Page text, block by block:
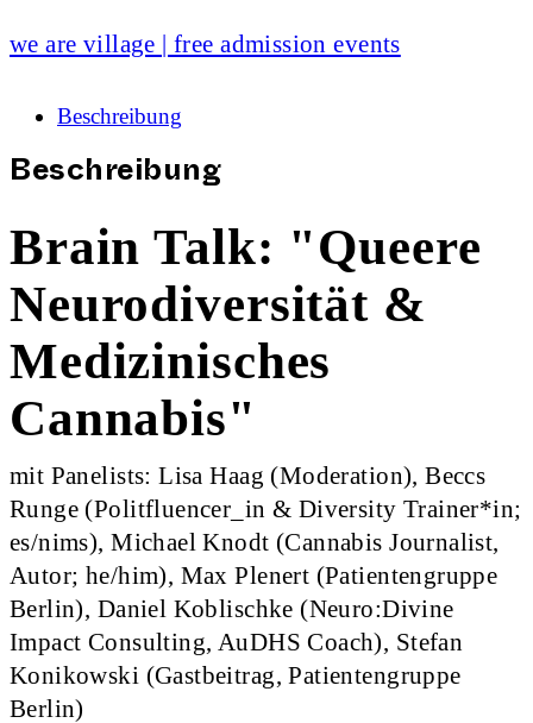
we are village | free admission events
Beschreibung
Beschreibung
Brain Talk: "Queere
Neurodiversität &
Medizinisches
Cannabis"
mit Panelists: Lisa Haag (Moderation), Beccs
Runge (Politfluencer_in & Diversity Trainer*in;
es/nims), Michael Knodt (Cannabis Journalist,
Autor; he/him), Max Plenert (Patientengruppe
Berlin), Daniel Koblischke (Neuro:Divine
Impact Consulting, AuDHS Coach), Stefan
Konikowski (Gastbeitrag, Patientengruppe
Berlin)